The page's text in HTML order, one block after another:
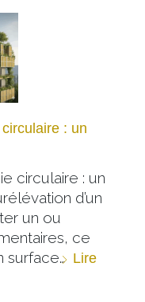
: un
circulaire : un
d’un
un ou
ce
surface… Lire